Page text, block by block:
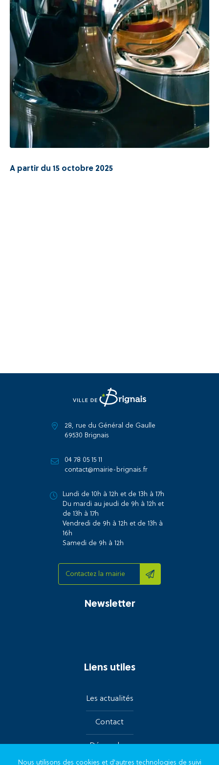
A partir du 15 octobre 2025
28, rue du Général de Gaulle
69530 Brignais
04 78 05 15 11
contact@mairie-brignais.fr
Lundi de 10h à 12h et de 13h à 17h
Du mardi au jeudi de 9h à 12h et
de 13h à 17h
Vendredi de 9h à 12h et de 13h à
16h
Samedi de 9h à 12h
Contactez la mairie
Newsletter
Liens utiles
Les actualités
Contact
Démarches
Nous utilisons des cookies et d'autres technologies de suivi